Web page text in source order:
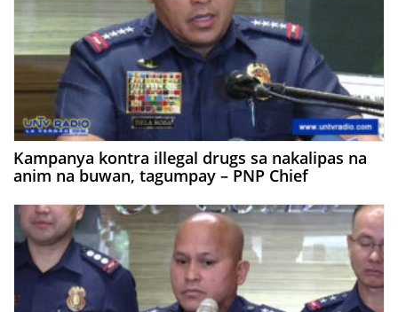
Kampanya kontra illegal drugs sa nakalipas na
anim na buwan, tagumpay – PNP Chief